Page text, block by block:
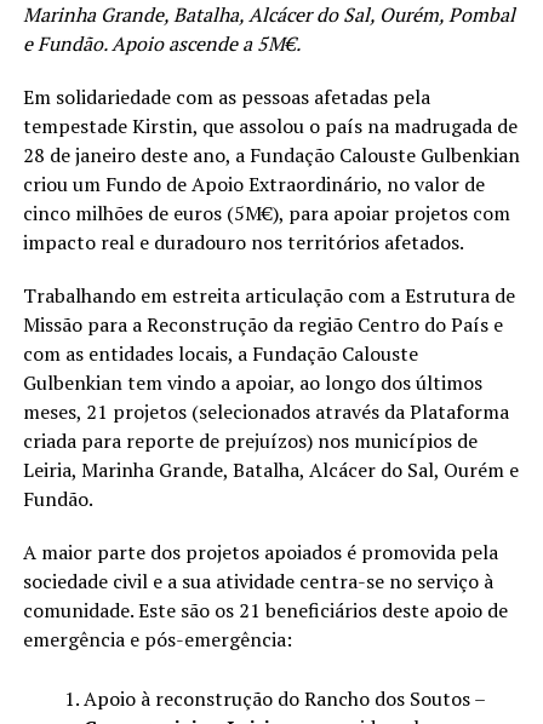
Marinha Grande, Batalha, Alcácer do Sal, Ourém, Pombal
e Fundão. Apoio ascende a 5M€.
Em solidariedade com as pessoas afetadas pela
tempestade Kirstin, que assolou o país na madrugada de
28 de janeiro deste ano, a Fundação Calouste Gulbenkian
criou um Fundo de Apoio Extraordinário, no valor de
cinco milhões de euros (5M€), para apoiar projetos com
impacto real e duradouro nos territórios afetados.
Trabalhando em estreita articulação com a Estrutura de
Missão para a Reconstrução da região Centro do País e
com as entidades locais, a Fundação Calouste
Gulbenkian tem vindo a apoiar, ao longo dos últimos
meses, 21 projetos (selecionados através da Plataforma
criada para reporte de prejuízos) nos municípios de
Leiria, Marinha Grande, Batalha, Alcácer do Sal, Ourém e
Fundão.
A maior parte dos projetos apoiados é promovida pela
sociedade civil e a sua atividade centra-se no serviço à
comunidade. Este são os 21 beneficiários deste apoio de
emergência e pós-emergência:
Apoio à reconstrução do Rancho dos Soutos –